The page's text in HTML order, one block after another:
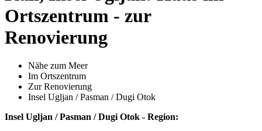
Ortszentrum - zur
Renovierung
Nähe zum Meer
Im Ortszentrum
Zur Renovierung
Insel Ugljan / Pasman / Dugi Otok
Insel Ugljan / Pasman / Dugi Otok - Region: